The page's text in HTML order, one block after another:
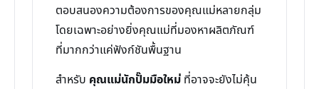
ตอบสนองความต้องการของคุณแม่หลายกลุ่ม
โดยเฉพาะอย่างยิ่งคุณแม่ที่มองหาผลิตภัณฑ์
ที่มากกว่าแค่ฟังก์ชันพื้นฐาน
สำหรับ คุณแม่นักปั๊มมือใหม่ ที่อาจจะยังไม่คุ้น